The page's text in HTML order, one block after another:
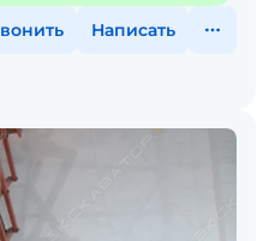
Написать